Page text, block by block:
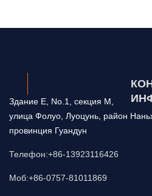
Здание E, No.1, секция M,
улица Фолуо, Луоцунь, район
провинция Гуандун
Телефон:+86-13923116426
Моб:+86-0757-81011869